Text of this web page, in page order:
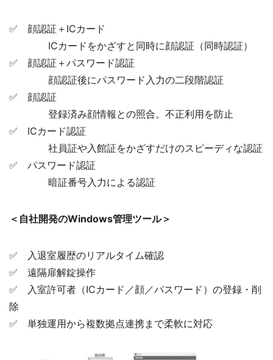
✅ 顔認証＋ICカード
ICカードをかざすと同時に顔認証（同時認証）
✅ 顔認証＋パスワード認証
顔認証後にパスワード入力の二段階認証
✅ 顔認証
登録済み顔情報との照合。不正利用を防止
✅ ICカード認証
社員証や入館証をかざすだけのスピーディな認証
✅ パスワード認証
暗証番号入力による認証
＜自社開発のWindows管理ツール＞
✅ 入退室履歴のリアルタイム確認
✅ 遠隔扉解錠操作
✅ 入室許可者（ICカード／顔／パスワード）の登録・削
除
✅ 単独運用から複数拠点連携まで柔軟に対応